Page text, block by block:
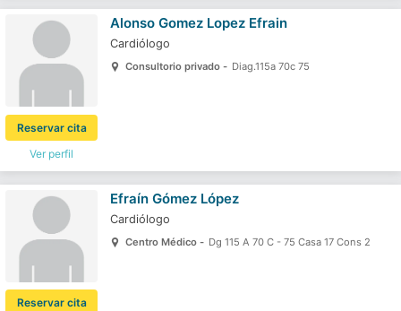
Ver perfil
Reservar cita
Alonso Gomez Lopez Efrain
Cardiólogo
Consultorio privado - Diag.115a 70c 75
Reservar cita
Efraín Gómez López
Cardiólogo
Centro Médico - Dg 115 A 70 C - 75 Casa 17 Cons 2